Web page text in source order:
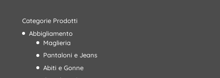
Categorie Prodotti
Abbigliamento
Maglieria
Pantaloni e Jeans
Abiti e Gonne